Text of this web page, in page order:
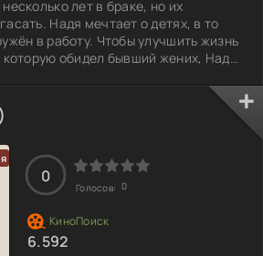
лет в браке, но их
Надя мечтает о детях, в то
в работу. Чтобы улучшить жизнь
которую обидел бывший жених, Надя
предлагает Петру способ
Так, они решают отправиться в
на яхте, надеясь на
Однако они даже не
сюрпризы готовит им
0
Голосов: 0
6.592